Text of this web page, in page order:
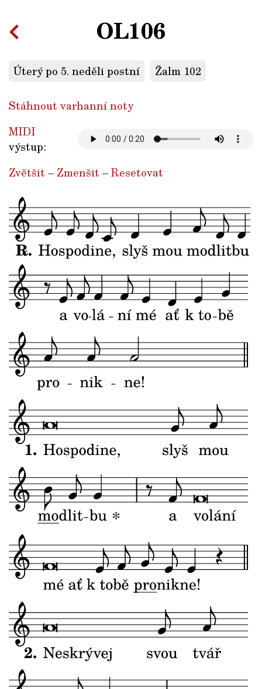
OL106
Úterý po 5. neděli postní Žalm 102
Stáhnout varhanní noty
MIDI
výstup:
Zvětšit – Zmenšit –Resetovat